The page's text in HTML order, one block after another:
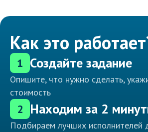
Как это
1 Создайте задание
Опишите, что нужно сделать,
стоимость
2 Находим за 2
Подбираем лучших исполнителей